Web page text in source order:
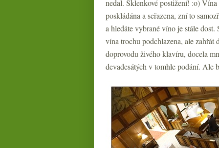
nedal. Sklenkové postižení! :o)
poskládána a seřazena, zní to
a hledáte vybrané víno je stále
vína trochu podchlazena, ale zahřát
doprovodu živého klavíru, docela
devadesátých v tomhle podání.